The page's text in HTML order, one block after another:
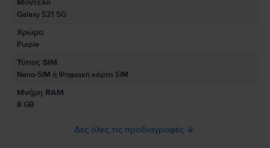
Πληροφορίες Ασφάλειας Προϊόντος
Πληροφορίες σχετικά με τις προειδοποιήσεις ασφαλείας που αφορούν
το προϊόν.
Galaxy S21 5G
Χρώμα
Purple
Τύπος SIM
Nano-SIM ή Ψηφιακή κάρτα SIM
Μνήμη RAM
8 GB
Δες όλες τις προδιαγραφές